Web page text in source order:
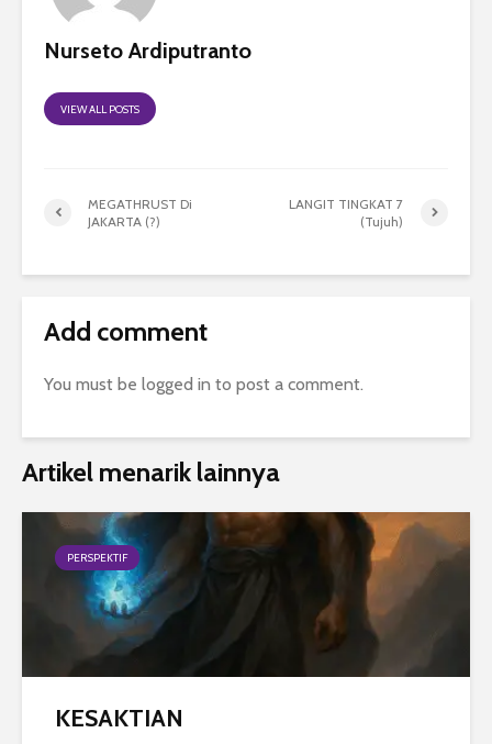
Nurseto Ardiputranto
VIEW ALL POSTS
MEGATHRUST Di
JAKARTA (?)
LANGIT TINGKAT 7
(Tujuh)
Add comment
You must be logged in to post a comment.
Artikel menarik lainnya
PERSPEKTIF
KESAKTIAN